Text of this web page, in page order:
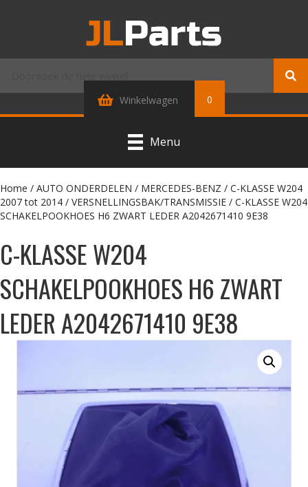
Winkelwagen 0
Menu
Home / AUTO ONDERDELEN / MERCEDES-BENZ / C-KLASSE W204
2007 tot 2014 / VERSNELLINGSBAK/TRANSMISSIE / C-KLASSE W204
SCHAKELPOOKHOES H6 ZWART LEDER A2042671410 9E38
C-KLASSE W204
SCHAKELPOOKHOES H6 ZWART
LEDER A2042671410 9E38